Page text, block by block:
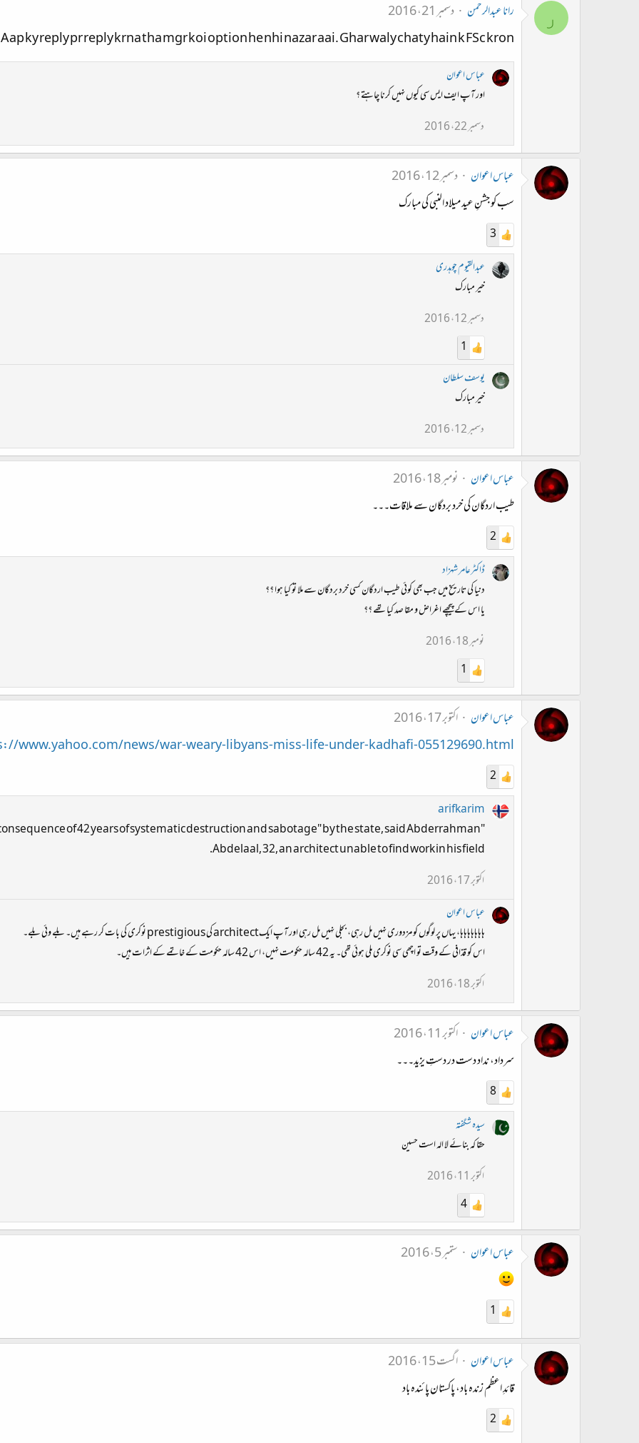
ر رانا عبدالرحمن
دسمبر 21، 2016
Aap ky reply pr reply krna tha mgr koi option he nhi nazar aai. Ghar waly chaty hain k FSc kron
عباس اعوان
اور آپ ایف ایس سی کیوں نہیں کرنا چاہتے ؟
دسمبر 22، 2016
عباس اعوان
دسمبر 12، 2016
سب کو جشنِ عید میلاد النبی کی مبارک
3
عبدالقیوم چوہدری
خیر مبارک
دسمبر 12، 2016
1
یوسف سلطان
خیر مبارک
دسمبر 12، 2016
عباس اعوان
نومبر 18، 2016
طیب اردگان کی خرد بردگان سے ملاقات۔۔۔
2
ڈاکٹرعامر شہزاد
دنیا کی تاریخ میں جب بھی کوئی طیب اردگان کسی خرد بردگان سے ملا تو کیا ہوا ؟؟
یا اس کے پیچھے اغراض و مقا صد کیا تھے ؟؟
نومبر 18، 2016
1
عباس اعوان
اکتوبر 17، 2016
www.yahoo.com/news/war-weary-libyans-miss-life-under-kadhafi-055129690.html
2
arifkarim
of 42 years of systematic destruction and sabotage" by the state, said Abderrahman
Abdelaal, 32, an architect unable to find work in his field.
اکتوبر 17، 2016
عباس اعوان
ہاہاہاہاہاہاہا، یہاں پر لوگوں کو مزدوری نہیں مل رہی، بجلی نہیں مل رہی اور آپ ایکarchitect کی prestigious نوکری کی بات کر رہے ہیں۔ بلے وئی بلے۔
اس کو قذافی کے وقت تو اچھی سی نوکری ملی ہوئی تھی۔ یہ 42 سالہ حکومت نہیں، اس 42 سالہ حکومت کے خاتمے کے اثرات ہیں۔
اکتوبر 18، 2016
عباس اعوان
اکتوبر 11، 2016
سرداد، نداد دست در دستِ یزید۔۔۔
8
سیدہ شگفتہ
حقا کہ بنائے لا الہ است حسین
اکتوبر 11، 2016
4
عباس اعوان ستمبر 5، 2016
1
عباس اعوان
اگست 15، 2016
قائدِ اعظم زندہ باد، پاکستان پائندہ باد
2